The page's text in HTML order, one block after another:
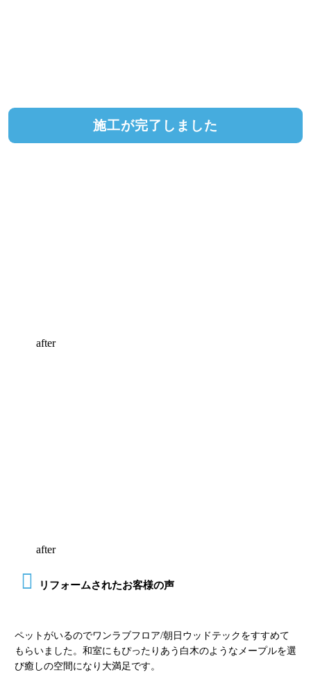
施工が完了しました
after
after
リフォームされたお客様の声
ペットがいるのでワンラブフロア/朝日ウッドテックをすすめて
もらいました。和室にもぴったりあう白木のようなメープルを選
び癒しの空間になり大満足です。